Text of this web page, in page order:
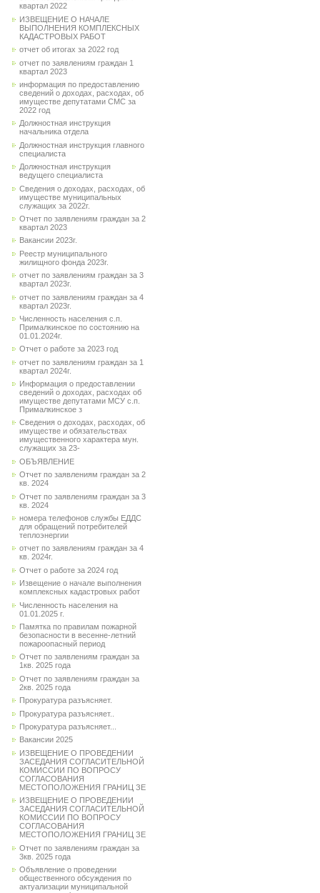
квартал 2022
ИЗВЕЩЕНИЕ О НАЧАЛЕ
ВЫПОЛНЕНИЯ КОМПЛЕКСНЫХ
КАДАСТРОВЫХ РАБОТ
отчет об итогах за 2022 год
отчет по заявлениям граждан 1
квартал 2023
информация по предоставлению
сведений о доходах, расходах, об
имуществе депутатами СМС за
2022 год
Должностная инструкция
начальника отдела
Должностная инструкция главного
специалиста
Должностная инструкция
ведущего специалиста
Сведения о доходах, расходах, об
имуществе муниципальных
служащих за 2022г.
Отчет по заявлениям граждан за 2
квартал 2023
Вакансии 2023г.
Реестр муниципального
жилищного фонда 2023г.
отчет по заявлениям граждан за 3
квартал 2023г.
отчет по заявлениям граждан за 4
квартал 2023г.
Численность населения с.п.
Прималкинское по состоянию на
01.01.2024г.
Отчет о работе за 2023 год
отчет по заявлениям граждан за 1
квартал 2024г.
Информация о предоставлении
сведений о доходах, расходах об
имуществе депутатами МСУ с.п.
Прималкинское з
Сведения о доходах, расходах, об
имуществе и обязательствах
имущественного характера мун.
служащих за 23-
ОБЪЯВЛЕНИЕ
Отчет по заявлениям граждан за 2
кв. 2024
Отчет по заявлениям граждан за 3
кв. 2024
номера телефонов службы ЕДДС
для обращений потребителей
теплоэнергии
отчет по заявлениям граждан за 4
кв. 2024г.
Отчет о работе за 2024 год
Извещение о начале выполнения
комплексных кадастровых работ
Численность населения на
01.01.2025 г.
Памятка по правилам пожарной
безопасности в весенне-летний
пожароопасный период
Отчет по заявлениям граждан за
1кв. 2025 года
Отчет по заявлениям граждан за
2кв. 2025 года
Прокуратура разъясняет.
Прокуратура разъясняет..
Прокуратура разъясняет...
Вакансии 2025
ИЗВЕЩЕНИЕ О ПРОВЕДЕНИИ
ЗАСЕДАНИЯ СОГЛАСИТЕЛЬНОЙ
КОМИССИИ ПО ВОПРОСУ
СОГЛАСОВАНИЯ
МЕСТОПОЛОЖЕНИЯ ГРАНИЦ ЗЕ
ИЗВЕЩЕНИЕ О ПРОВЕДЕНИИ
ЗАСЕДАНИЯ СОГЛАСИТЕЛЬНОЙ
КОМИССИИ ПО ВОПРОСУ
СОГЛАСОВАНИЯ
МЕСТОПОЛОЖЕНИЯ ГРАНИЦ ЗЕ
Отчет по заявлениям граждан за
3кв. 2025 года
Объявление о проведении
общественного обсуждения по
актуализации муниципальной